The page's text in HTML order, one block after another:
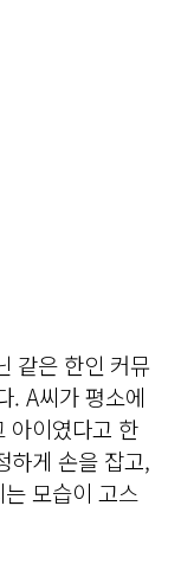
같은 한인 커뮤
. A씨가 평소에
아이였다고 한
하게 손을 잡고,
모습이 고스